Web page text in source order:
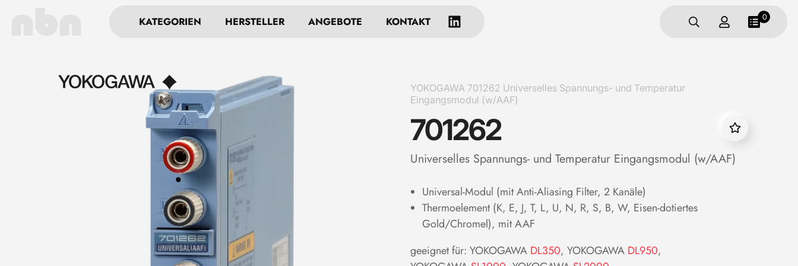
KATEGORIEN HERSTELLER ANGEBOTE KONTAKT 0
YOKOGAWA 701262 Universelles Spannungs- und Temperatur
Eingangsmodul (w/AAF)
701262
Universelles Spannungs- und Temperatur Eingangsmodul (w/AAF)
Universal-Modul (mit Anti-Aliasing Filter, 2 Kanäle)
Thermoelement (K, E, J, T, L, U, N, R, S, B, W, Eisen-dotiertes
Gold/Chromel), mit AAF
geeignet für: YOKOGAWA DL350, YOKOGAWA DL950,